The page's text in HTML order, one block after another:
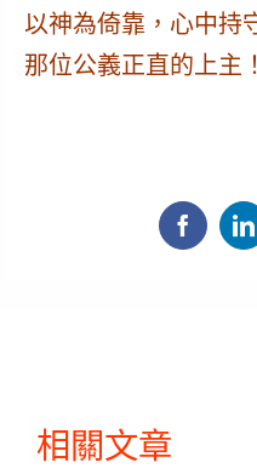
以神為倚靠，心中持
那位公義正直的上主！
相關文章